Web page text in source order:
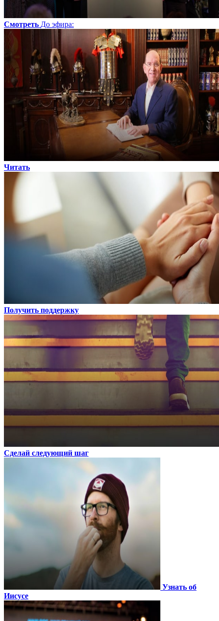
Смотреть До эфира:
Читать
Получить поддержку
Сделай следующий шаг
Узнать об
Иисусе